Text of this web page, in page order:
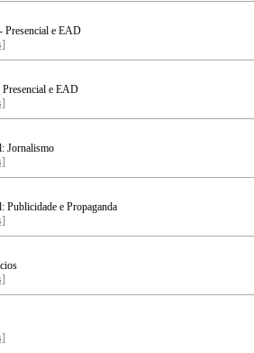
Presencial e EAD
e EAD
Jornalismo
Publicidade e Propaganda